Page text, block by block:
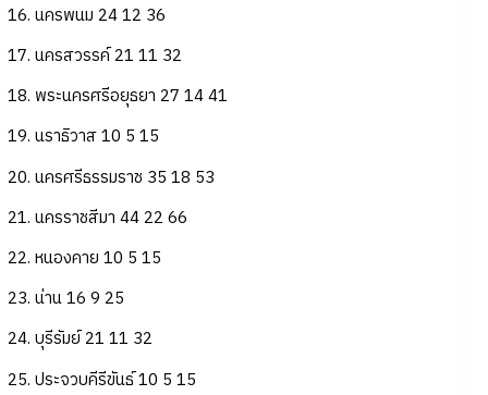
16. นครพนม 24 12 36
17. นครสวรรค์ 21 11 32
18. พระนครศรีอยุธยา 27 14 41
19. นราธิวาส 10 5 15
20. นครศรีธรรมราช 35 18 53
21. นครราชสีมา 44 22 66
22. หนองคาย 10 5 15
23. น่าน 16 9 25
24. บุรีรัมย์ 21 11 32
25. ประจวบคีรีขันธ์ 10 5 15